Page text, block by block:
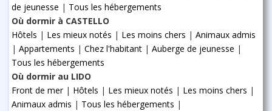
de jeunesse | Tous les hébergements
Où dormir à CASTELLO
Hôtels | Les mieux notés | Les moins chers | Animaux admis
| Appartements | Chez l'habitant | Auberge de jeunesse |
Tous les hébergements
Où dormir au LIDO
Front de mer| Hôtels | Les mieux notés | Les moins chers |
Animaux admis | Tous les hébergements |